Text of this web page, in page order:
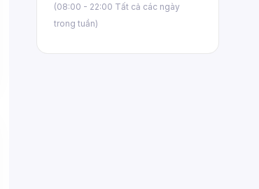
(08:00 - 22:00 Tất cả các ngày
trong tuần)